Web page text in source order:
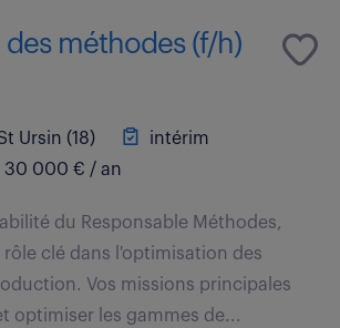
méthodes (f/h)
Ursin (18)
intérim
30 000 € / an
du Responsable Méthodes,
clé dans l'optimisation des
Vos missions principales
optimiser les gammes de...